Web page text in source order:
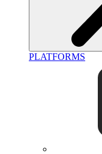
PLATFORMS